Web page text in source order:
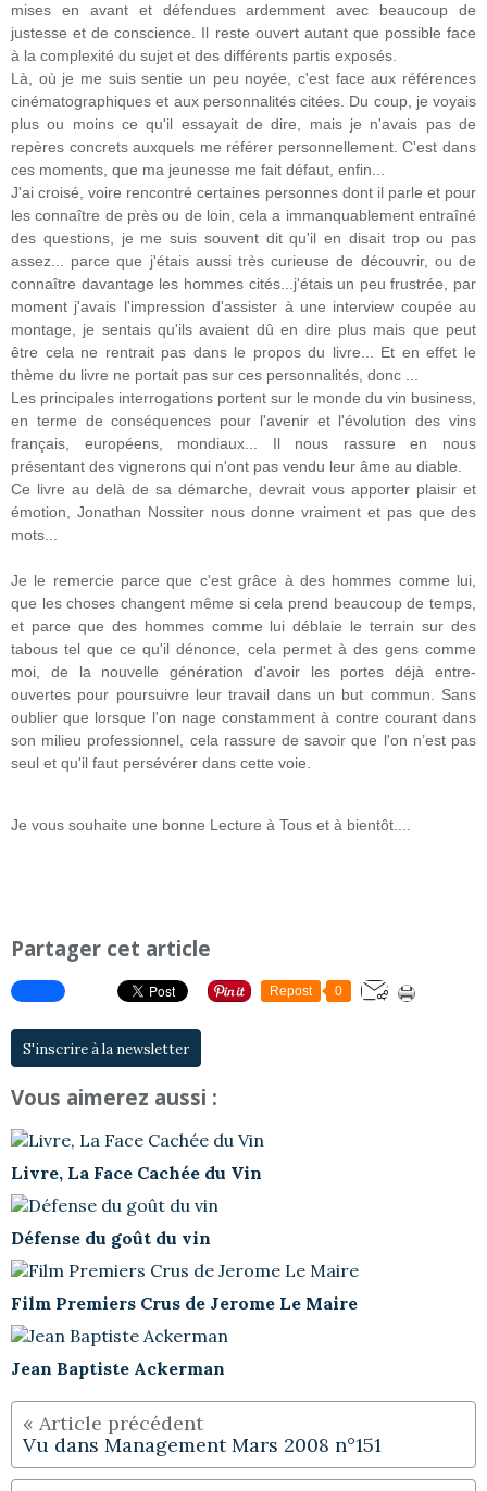
mises en avant et défendues ardemment avec beaucoup de
justesse et de conscience. Il reste ouvert autant que possible face
à la complexité du sujet et des différents partis exposés.
Là, où je me suis sentie un peu noyée, c'est face aux références
cinématographiques et aux personnalités citées. Du coup, je voyais
plus ou moins ce qu'il essayait de dire, mais je n'avais pas de
repères concrets auxquels me référer personnellement. C'est dans
ces moments, que ma jeunesse me fait défaut, enfin...
J'ai croisé, voire rencontré certaines personnes dont il parle et pour
les connaître de près ou de loin, cela a immanquablement entraîné
des questions, je me suis souvent dit qu'il en disait trop ou pas
assez... parce que j'étais aussi très curieuse de découvrir, ou de
connaître davantage les hommes cités...j'étais un peu frustrée, par
moment j'avais l'impression d'assister à une interview coupée au
montage, je sentais qu'ils avaient dû en dire plus mais que peut
être cela ne rentrait pas dans le propos du livre... Et en effet le
thème du livre ne portait pas sur ces personnalités, donc ...
Les principales interrogations portent sur le monde du vin business,
en terme de conséquences pour l'avenir et l'évolution des vins
français, européens, mondiaux... Il nous rassure en nous
présentant des vignerons qui n'ont pas vendu leur âme au diable.
Ce livre au delà de sa démarche, devrait vous apporter plaisir et
émotion, Jonathan Nossiter nous donne vraiment et pas que des
mots...
Je le remercie parce que c'est grâce à des hommes comme lui,
que les choses changent même si cela prend beaucoup de temps,
et parce que des hommes comme lui déblaie le terrain sur des
tabous tel que ce qu'il dénonce, cela permet à des gens comme
moi, de la nouvelle génération d'avoir les portes déjà entre-
ouvertes pour poursuivre leur travail dans un but commun. Sans
oublier que lorsque l'on nage constamment à contre courant dans
son milieu professionnel, cela rassure de savoir que l'on n’est pas
seul et qu'il faut persévérer dans cette voie.
Je vous souhaite une bonne Lecture à Tous et à bientôt....
Partager cet article
Repost 0
S'inscrire à la newsletter
Vous aimerez aussi :
Livre, La Face Cachée du Vin
Défense du goût du vin
Film Premiers Crus de Jerome Le Maire
Jean Baptiste Ackerman
Vu dans Management Mars 2008 n°151